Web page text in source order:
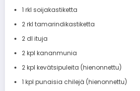
1 rkl soijakastiketta
2 rkl tamarindikastiketta
2 dl ituja
2 kpl kananmunia
2 kpl kevätsipuleita (hienonnettu)
1 kpl punaisia chilejä (hienonnettu)